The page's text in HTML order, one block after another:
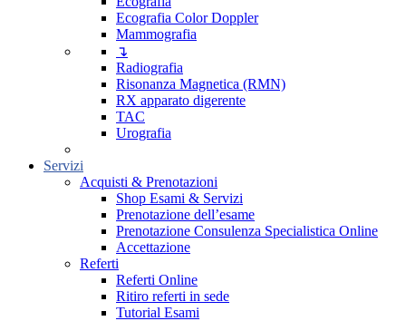
Ecografia Color Doppler
Mammografia
↴
Radiografia
Risonanza Magnetica (RMN)
RX apparato digerente
TAC
Urografia
Servizi
Acquisti & Prenotazioni
Shop Esami & Servizi
Prenotazione dell’esame
Prenotazione Consulenza Specialistica Online
Accettazione
Referti
Referti Online
Ritiro referti in sede
Tutorial Esami